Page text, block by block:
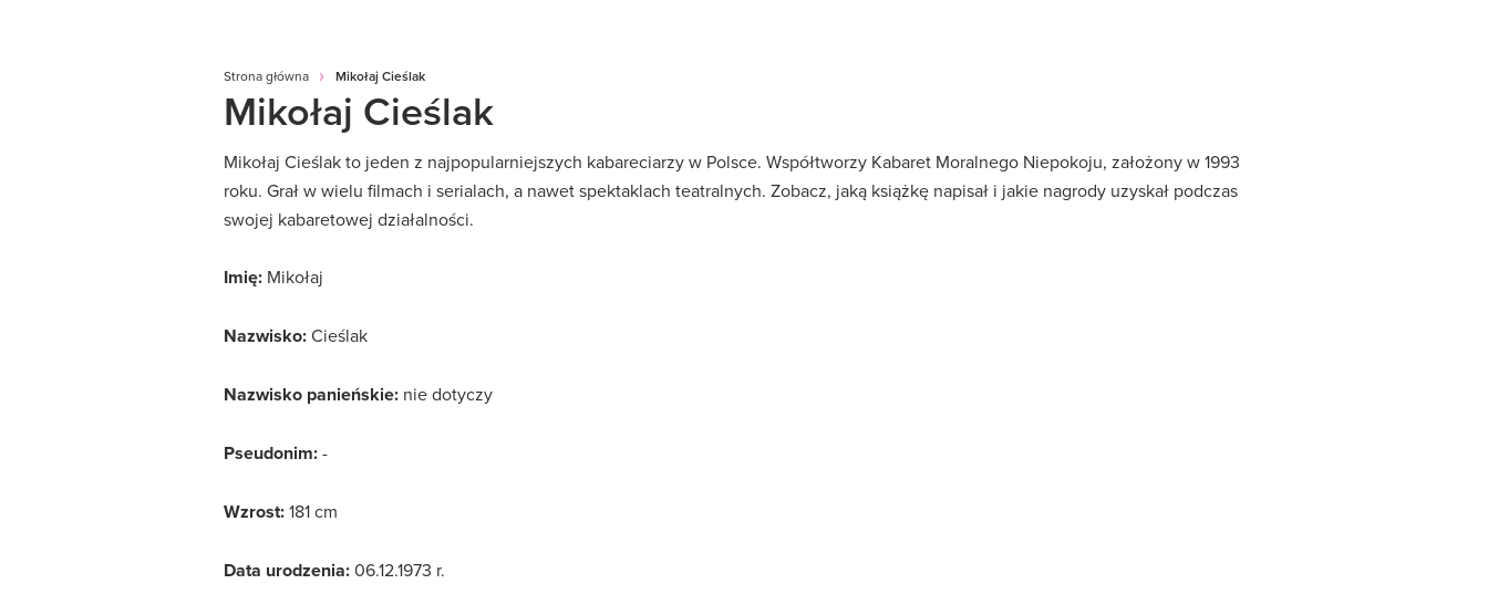
Strona główna Mikołaj Cieślak
Mikołaj Cieślak
Mikołaj Cieślak to jeden z najpopularniejszych kabareciarzy w Polsce. Współtworzy Kabaret Moralnego Niepokoju, założony w 1993
roku. Grał w wielu filmach i serialach, a nawet spektaklach teatralnych. Zobacz, jaką książkę napisał i jakie nagrody uzyskał podczas
swojej kabaretowej działalności.
Imię: Mikołaj
Nazwisko:Cieślak
Nazwisko panieńskie: nie dotyczy
Pseudonim:-
Wzrost:181 cm
Data urodzenia:06.12.1973 r.